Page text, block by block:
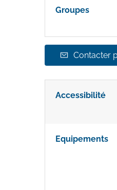
Groupes
Contacter
Accessibilité
Equipements